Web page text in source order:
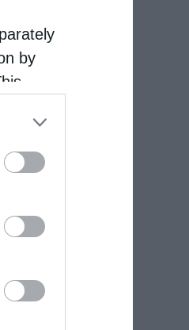
by
it to